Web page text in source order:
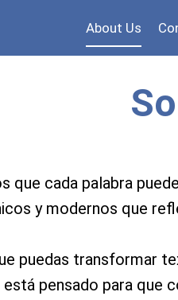
About Us
que cada palabra
y modernos que
puedas transformar
pensado para